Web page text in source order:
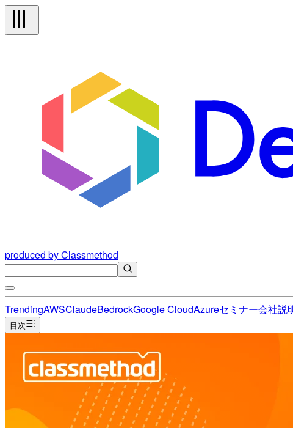
produced by Classmethod
TrendingAWSClaudeBedrockGoogle CloudAzureセミナー会社説
目次